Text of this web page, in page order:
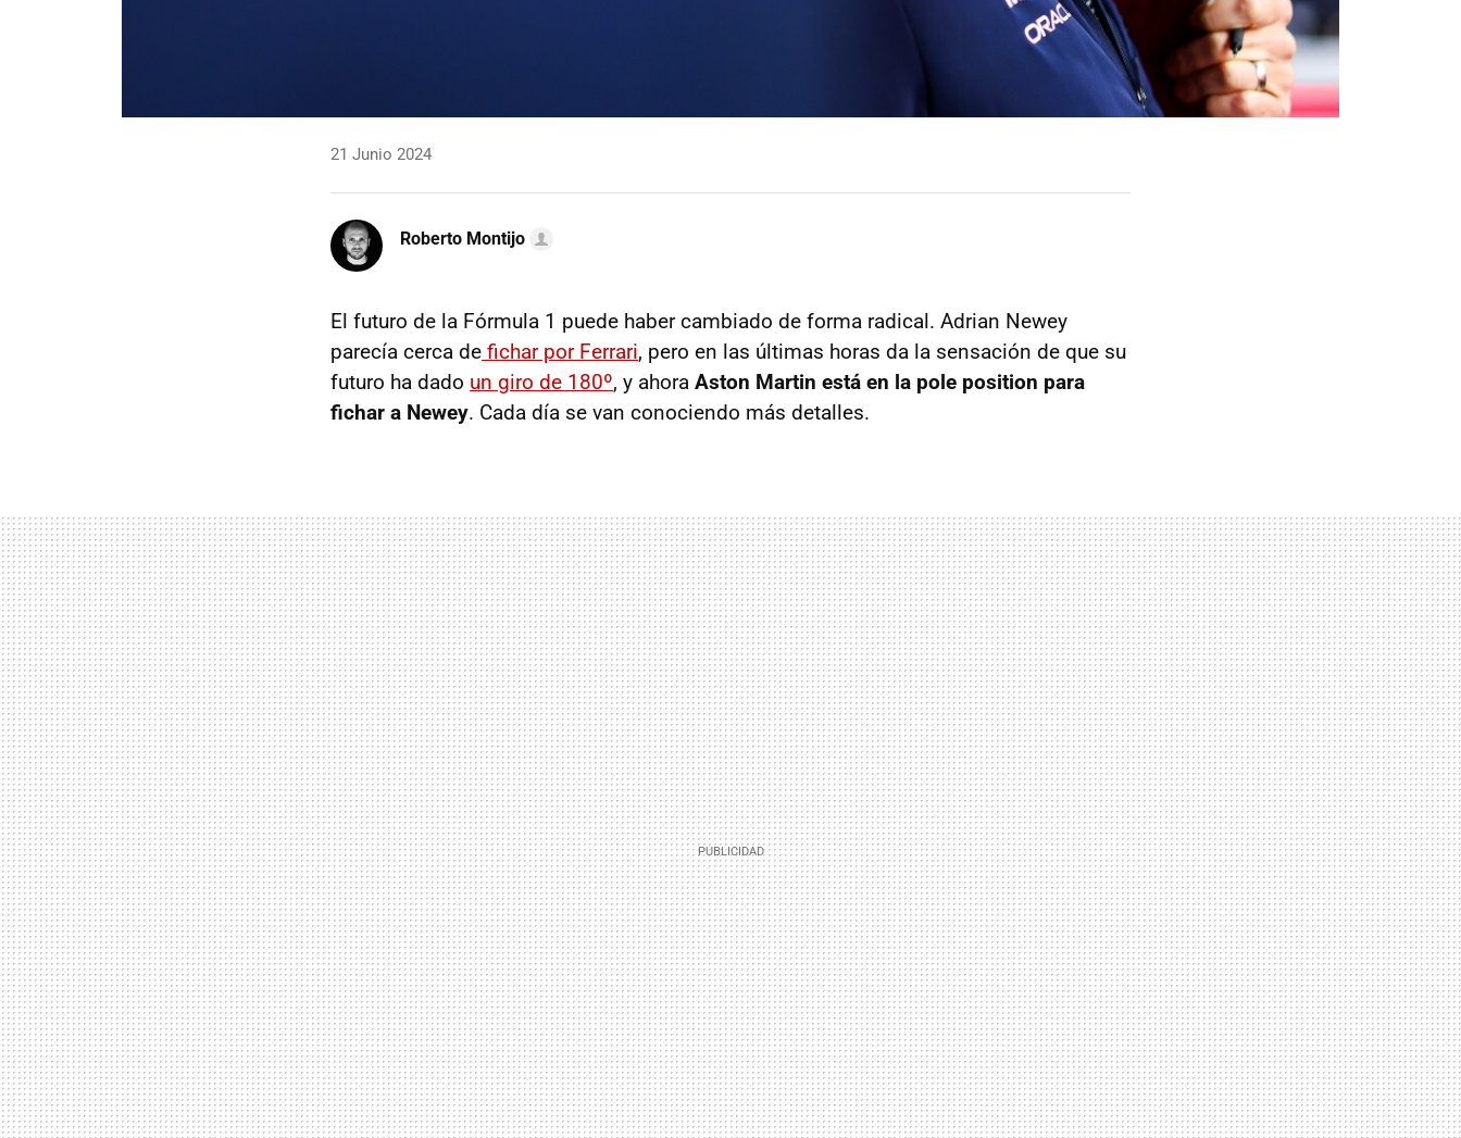
21 Junio 2024
Roberto Montijo
El futuro de la Fórmula 1 puede haber cambiado de forma radical. Adrian Newey
parecía cerca de fichar por Ferrari, pero en las últimas horas da la sensación de que su
futuro ha dado un giro de 180º, y ahora Aston Martin está en la pole position para
fichar a Newey. Cada día se van conociendo más detalles.